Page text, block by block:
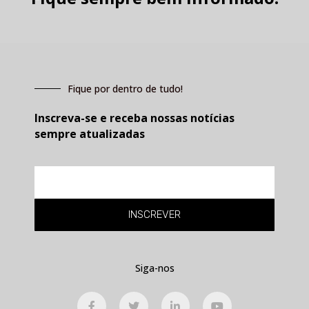
Fique por dentro de tudo!
Inscreva-se e receba nossas notícias
sempre atualizadas
INSCREVER
Siga-nos
F
T
L
Y